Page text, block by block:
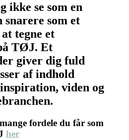
ikke se som en
som et
tegne et
TØJ. Et
giver dig fuld
af indhold
viden og
fordele du får som
her